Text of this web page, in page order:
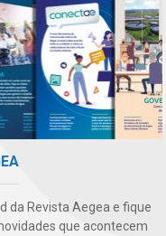
da Revista Aegea e fique
que acontecem